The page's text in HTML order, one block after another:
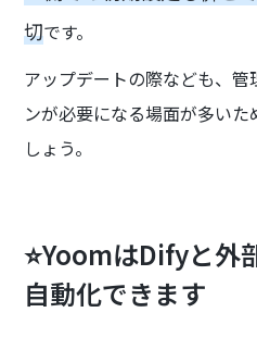
切です。
アップデートの際なども、
ンが必要になる場面が多い
しょう。
⭐YoomはDifyと外
自動化できます